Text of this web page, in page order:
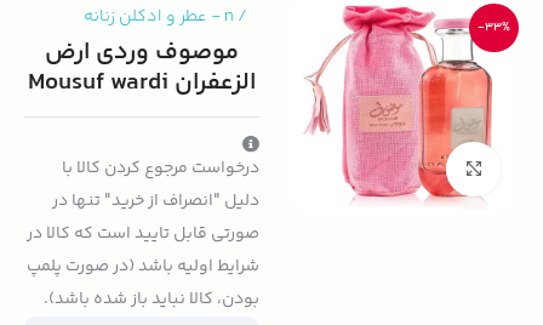
-33%
بزرگنمایی تصویر
/
n
- عطر و ادکلن زنانه
موصوف وردی ارض
الزعفران Mousuf wardi
درخواست مرجوع کردن کالا با
دلیل "انصراف از خرید" تنها در
صورتی قابل تایید است که کالا در
شرایط اولیه باشد (در صورت پلمپ
بودن، کالا نباید باز شده باشد).